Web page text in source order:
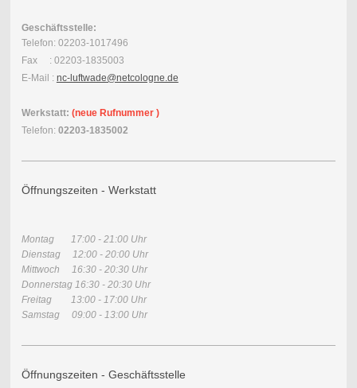
Geschäftsstelle:
Telefon: 02203-1017496
Fax : 02203-1835003
E-Mail : nc-luftwade@netcologne.de
Werkstatt: (neue Rufnummer )
Telefon: 02203-1835002
Öffnungszeiten - Werkstatt
Montag 17:00 - 21:00 Uhr
Dienstag 12:00 - 20:00 Uhr
Mittwoch 16:30 - 20:30 Uhr
Donnerstag 16:30 - 20:30 Uhr
Freitag 13:00 - 17:00 Uhr
Samstag 09:00 - 13:00 Uhr
Öffnungszeiten - Geschäftsstelle